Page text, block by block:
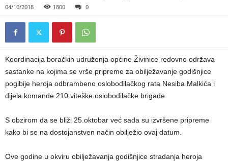
04/10/2018 1800 0
Koordinacija boračkih udruženja općine Živinice redovno održava
sastanke na kojima se vrše pripreme za obilježavanje godišnjice
pogibije heroja odbrambeno oslobodilačkog rata Nesiba Malkića i
dijela komande 210.viteške oslobodilačke brigade.
S obzirom da se bliži 25.oktobar već sada su izvršene pripreme
kako bi se na dostojanstven način obilježio ovaj datum.
Ove godine u okviru obilježavanja godišnjice stradanja heroja